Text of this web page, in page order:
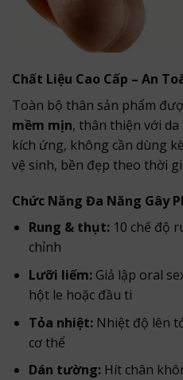
Chất Liệu Cao Cấp – An
Toàn bộ thân sản phẩm
mềm mịn, thân thiện với da
kích ứng, không cần dùng
vệ sinh, bền đẹp theo thời
Chức Năng Đa Năng Gây
Rung & thụt:10 chế độ
chỉnh
Lưỡi liếm:Giả lập oral
hột le hoặc đầu ti
Tỏa nhiệt:Nhiệt độ lên
cơ thể
Dán tường:Hít chân